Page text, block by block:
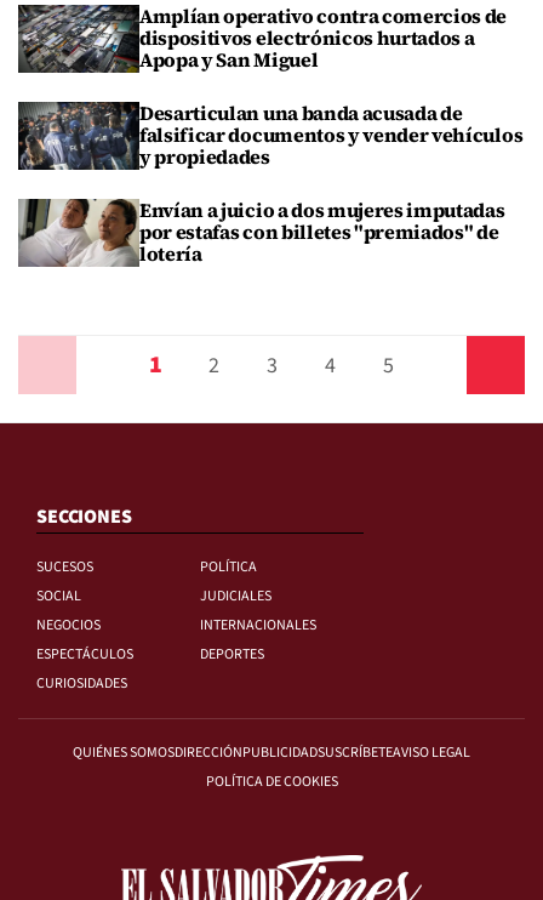
Amplían operativo contra comercios de
dispositivos electrónicos hurtados a
Apopa y San Miguel
Desarticulan una banda acusada de
falsificar documentos y vender vehículos
y propiedades
Envían a juicio a dos mujeres imputadas
por estafas con billetes "premiados" de
lotería
1 2 3 4 5
SECCIONES
SUCESOS
POLÍTICA
SOCIAL
JUDICIALES
NEGOCIOS
INTERNACIONALES
ESPECTÁCULOS
DEPORTES
CURIOSIDADES
QUIÉNES SOMOSDIRECCIÓNPUBLICIDADSUSCRÍBETEAVISO LEGAL
POLÍTICA DE COOKIES